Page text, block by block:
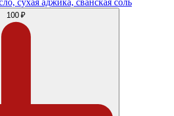
100 ₽